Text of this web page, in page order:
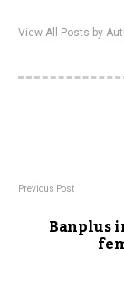
View All Posts by
Previous Post
Banplus